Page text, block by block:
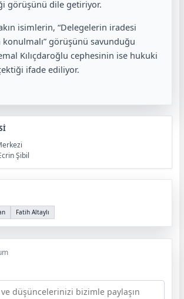
görüşünü dile getiriyor.
isimlerin, “Delegelerin iradesi
görüşünü savunduğu
Kılıçdaroğlu cephesinin ise hukuki
ifade ediliyor.
Şibil
Fatih Altaylı